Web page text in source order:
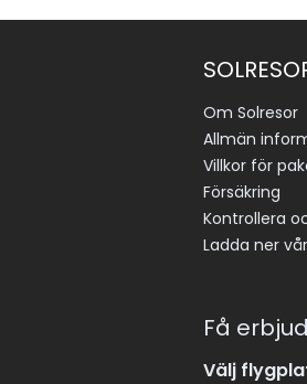
Om Solresor
Allmän
Villkor för
Försäkring
Kontrollera
Ladda ner
Få
Välj